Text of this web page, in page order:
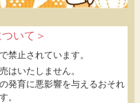
ち。農業と福祉の研究者、メデ
接販売」のすすめ
いて＞
禁止されています。
はいたしません。
発育に悪影響を与えるおそれ
。